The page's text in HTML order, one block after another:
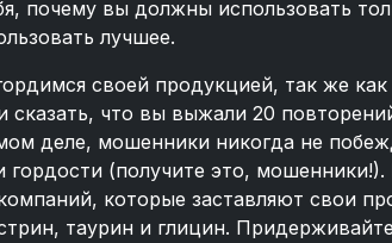
почему вы должны использовать
лучшее.
своей продукцией, так же
сказать, что вы выжали 20
деле, мошенники никогда не
гордости (получите это,
которые заставляют свои
таурин и глицин.